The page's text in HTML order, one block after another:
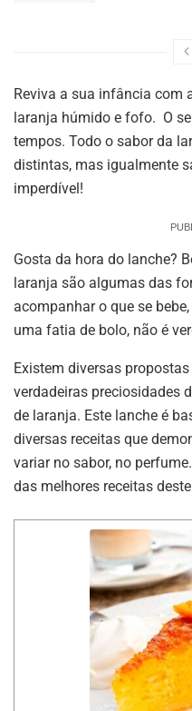
Reviva a sua infância com
laranja húmido e fofo. O
tempos. Todo o sabor da
distintas, mas igualmente
imperdível!
Gosta da hora do lanche?
laranja são algumas das
acompanhar o que se
uma fatia de bolo, não é
Existem diversas
verdadeiras preciosidades
de laranja. Este lanche é
diversas receitas que
variar no sabor, no
das melhores receitas